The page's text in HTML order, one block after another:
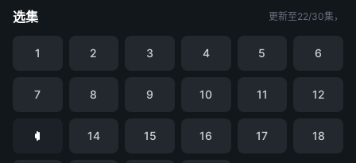
选集 更新至22/30集，
1 2 3 4 5 6
7 8 9 10 11 12
14 15 16 17 18